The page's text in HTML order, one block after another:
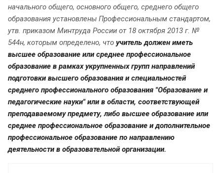
начального общего, основного общего, среднего общего
образования установлены Профессиональным стандартом,
утв. приказом Минтруда России от 18 октября 2013 г. №
544н, которым определено, что учитель должен иметь
высшее образование или среднее профессиональное
образование в рамках укрупненных групп направлений
подготовки высшего образования и специальностей
среднего профессионального образования "Образование и
педагогические науки" или в области, соответствующей
преподаваемому предмету, либо высшее образование или
среднее профессиональное образование и дополнительное
профессиональное образование по направлению
деятельности в образовательной организации.